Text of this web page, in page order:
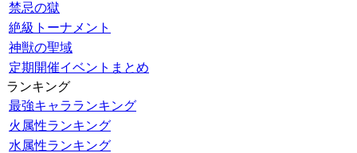
禁忌の獄
絶級トーナメント
神獣の聖域
定期開催イベントまとめ
ランキング
最強キャラランキング
火属性ランキング
水属性ランキング